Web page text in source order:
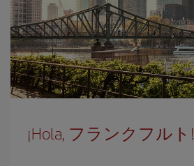
¡Hola, フランクフルト!